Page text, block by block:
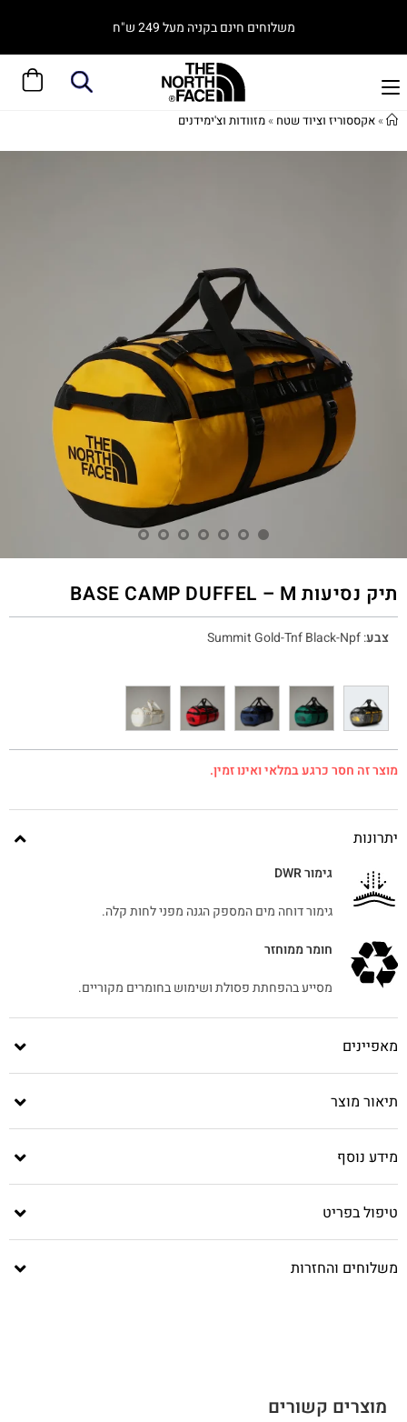
משלוחים חינם בקניה מעל 249 ש"ח
»אקססוריז וציוד שטח »מזוודות וצ'ימידנים
תיק נסיעות BASE CAMP DUFFEL – M
צבע:
Summit Gold-Tnf Black-Npf
מוצר זה חסר כרגע במלאי ואינו זמין.
יתרונות
גימור DWR
גימור דוחה מים המספק הגנה מפני לחות קלה.
חומר ממוחזר
מסייע בהפחתת פסולת ושימוש בחומרים מקוריים.
מאפיינים
תיאור מוצר
מידע נוסף
טיפול בפריט
משלוחים והחזרות
מוצרים קשורים